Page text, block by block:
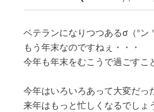
ベテランになりつつあるσ（°ン
もう年末なのですねぇ・・・
今年も年末をむこうで過ごすこ
今年はいろいろあって大変だっ
来年はもっと忙しくなるでしょ